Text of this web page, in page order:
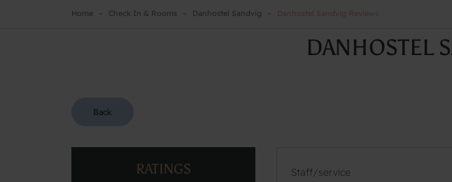
Home Check In & Rooms Danhostel Sandvig
DANHOSTEL
Back
RATINGS Staff/service